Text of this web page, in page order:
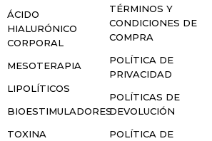
ÁCIDO
HIALURÓNICO
CORPORAL
MESOTERAPIA
LIPOLÍTICOS
BIOESTIMULADORES
TOXINA
TÉRMINOS Y
CONDICIONES DE
COMPRA
POLÍTICA DE
PRIVACIDAD
POLÍTICAS DE
DEVOLUCIÓN
POLÍTICA DE